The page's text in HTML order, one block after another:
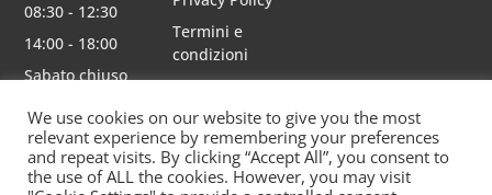
Termini e
condizioni
Lavora con noi
08:30 - 12:30
14:00 - 18:00
Sabato chiuso
Edra srl | Via schiaparelli 16 | 10148 torino | p.iva 06482750012 | Capitale Sociale 30000 interamente
We use cookies on our website to give you the most
relevant experience by remembering your preferences
and repeat visits. By clicking “Accept All”, you consent to
the use of ALL the cookies. However, you may visit